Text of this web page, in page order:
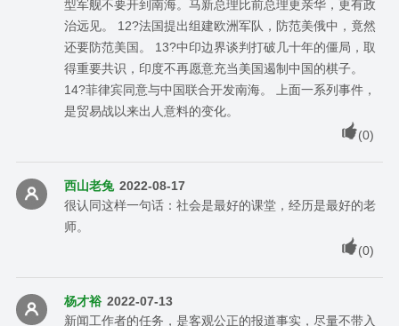
型军舰不要开到南海。马新总理比前总理更亲华，更有政
治远见。 12?法国提出组建欧洲军队，防范美俄中，竟然
还要防范美国。 13?中印边界谈判打破几十年的僵局，取
得重要共识，印度不再愿意充当美国遏制中国的棋子。
14?菲律宾同意与中国联合开发南海。 上面一系列事件，
是贸易战以来出人意料的变化。
(0)
西山老兔 2022-08-17
很认同这样一句话：社会是最好的课堂，经历是最好的老
师。
(0)
杨才裕 2022-07-13
新闻工作者的任务，是客观公正的报道事实，尽量不带入